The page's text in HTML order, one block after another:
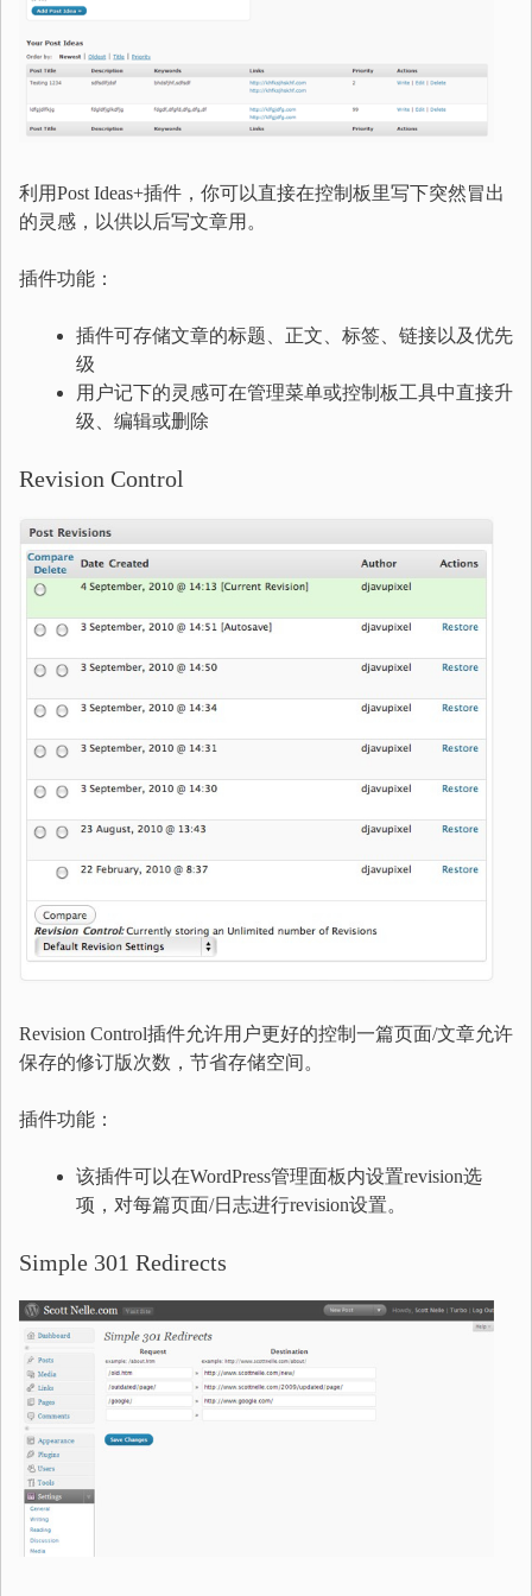
利用Post Ideas+插件，你可以直接在控制板里写下突然冒出
的灵感，以供以后写文章用。
插件功能：
插件可存储文章的标题、正文、标签、链接以及优先
级
用户记下的灵感可在管理菜单或控制板工具中直接升
级、编辑或删除
Revision Control
Revision Control插件允许用户更好的控制一篇页面/文章允许
保存的修订版次数，节省存储空间。
插件功能：
该插件可以在WordPress管理面板内设置revision选
项，对每篇页面/日志进行revision设置。
Simple 301 Redirects